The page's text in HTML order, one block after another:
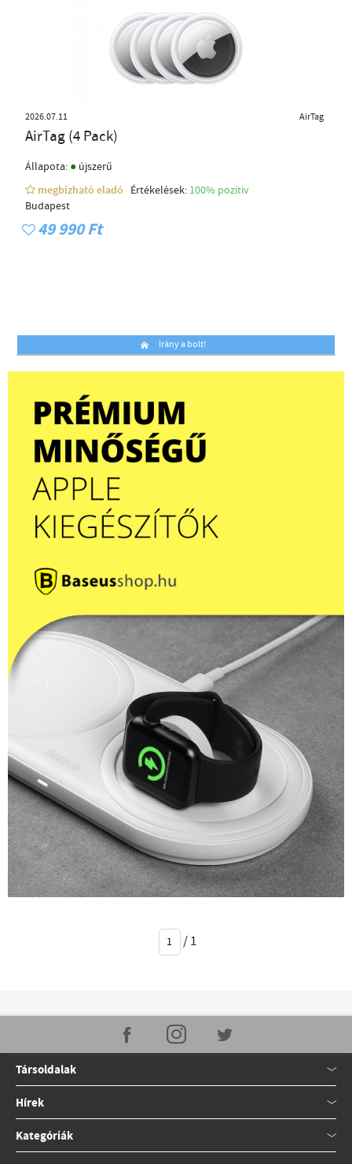
2026.07.11 AirTag
AirTag (4 Pack)
Állapota: ● újszerű
megbízható eladó
Értékelések: 100% pozítiv
Budapest
49 990 Ft
Irány a bolt!
/1
Társoldalak
Hírek
Kategóriák